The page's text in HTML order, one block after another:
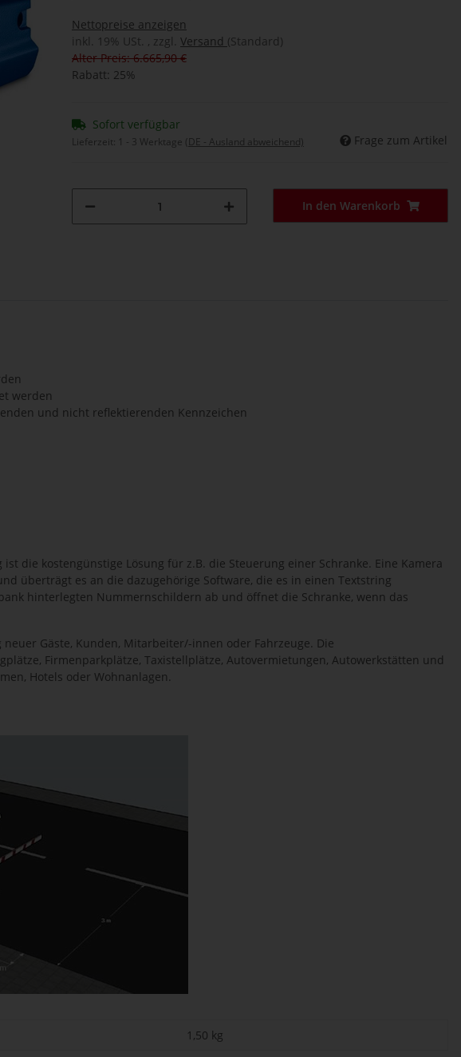
Nettopreise anzeigen
inkl. 19% USt. , zzgl. Versand (Standard)
Alter Preis: 6.665,90 €
Rabatt: 25%
Sofort verfügbar
Lieferzeit: 1 - 3 Werktage (DE - Ausland abweichend) Frage zum Artikel
In den Warenkorb
werden
und nicht reflektierenden Kennzeichen
die kostengünstige Lösung für z.B. die Steuerung einer Schranke. Eine Kamera
überträgt es an die dazugehörige Software, die es in einen Textstring
hinterlegten Nummernschildern ab und öffnet die Schranke, wenn das
Gäste, Kunden, Mitarbeiter/-innen oder Fahrzeuge. Die
Firmenparkplätze, Taxistellplätze, Autovermietungen, Autowerkstätten und
Hotels oder Wohnanlagen.
1,50 kg